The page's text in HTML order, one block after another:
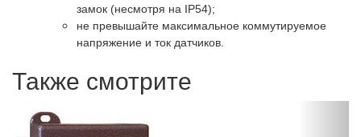
замок (несмотря на IP54);
не превышайте максимальное коммутируемое
напряжение и ток датчиков.
Также смотрите